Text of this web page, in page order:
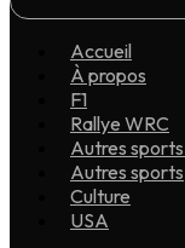
Accueil
À propos
F1
Rallye WRC
Autres
Autres sports
Culture
USA